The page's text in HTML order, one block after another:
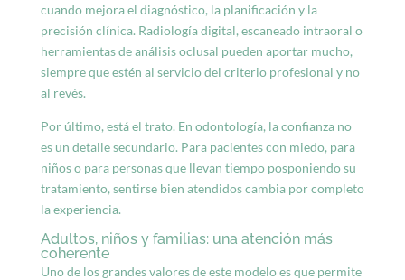
cuando mejora el diagnóstico, la planificación y la
precisión clínica. Radiología digital, escaneado intraoral o
herramientas de análisis oclusal pueden aportar mucho,
siempre que estén al servicio del criterio profesional y no
al revés.
Por último, está el trato. En odontología, la confianza no
es un detalle secundario. Para pacientes con miedo, para
niños o para personas que llevan tiempo posponiendo su
tratamiento, sentirse bien atendidos cambia por completo
la experiencia.
Adultos, niños y familias: una atención más
coherente
Uno de los grandes valores de este modelo es que permite